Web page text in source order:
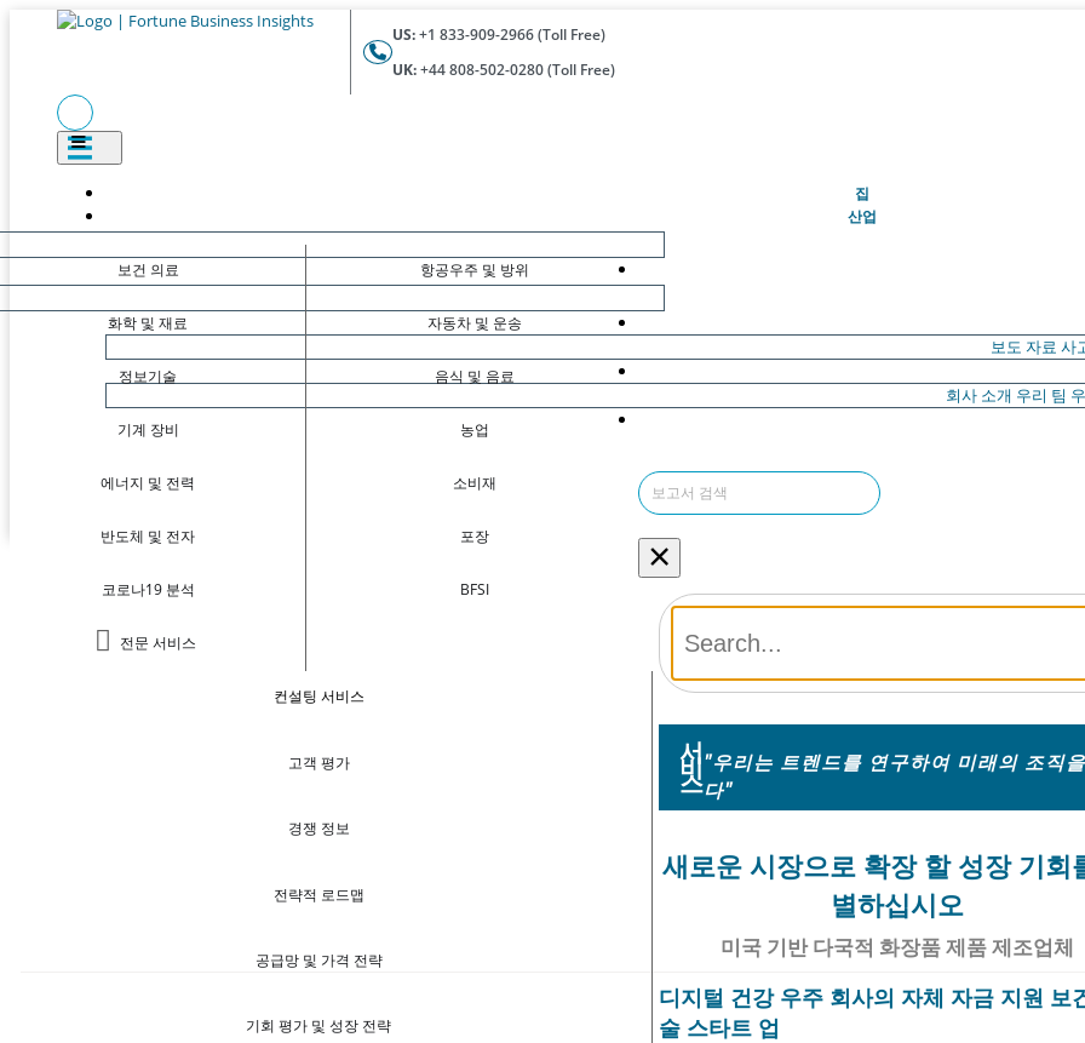
US:+1 833-909-2966 (Toll Free)
UK:+44 808-502-0280 (Toll Free)
집(현재의)
산업
보건 의료
화학 및 재료
정보기술
기계 장비
에너지 및 전력
반도체 및 전자
코로나19 분석
전문 서비스
항공우주 및 방위
자동차 및 운송
음식 및 음료
농업
소비재
포장
BFSI
컨설팅 서비스
고객 평가
경쟁 정보
전략적 로드맵
공급망 및 가격 전략
기회 평가 및 성장 전략
보도 자료 사
회사 소개 우리 팀
×
서
비
스
"우리는 트렌드를 연구하여 미래의 조직
다"
새로운 시장으로 확장 할 성장 기회
별하십시오
미국 기반 다국적 화장품 제품 제조업체
디지털 건강 우주 회사의 자체 자금 지원 보
술 스타트 업